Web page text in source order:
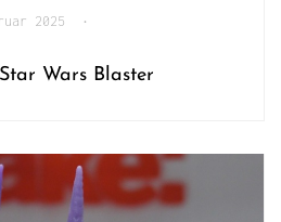
2025 •
Wars Blaster